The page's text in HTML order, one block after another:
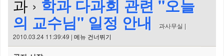
t
과 › 학과 다과회 관련 "오늘
의 교수님" 일정 안내
과사무실 |
2010.03.24 11:39:49 | 메뉴 건너뛰기